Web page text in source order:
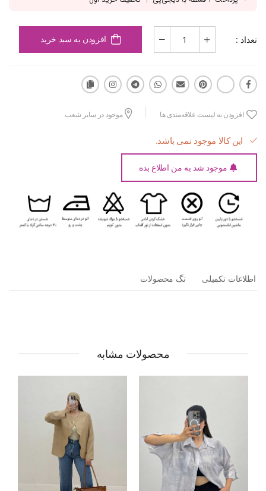
تعداد : افزودن به سبد خرید
افزودن به لیست علاقه‌مندی ها موجود در سایر شعب
این کالا موجود نمی باشد.
موجود شد به من اطلاع بده
اطلاعات تکمیلی تگ محصولات
محصولات مشابه